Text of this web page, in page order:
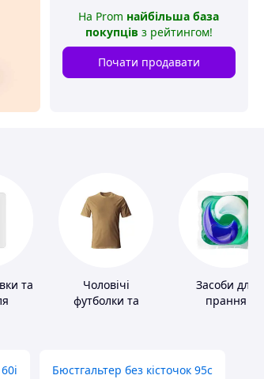
На Prom найбільша база
покупців з рейтингом!
Почати продавати
та
Чоловічі
футболки та
Засоби для
прання
Бюстгальтер без кісточок 95с